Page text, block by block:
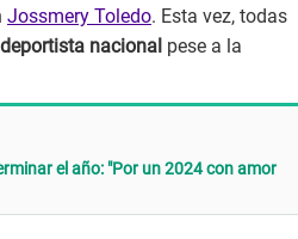
Jossmery Toledo. Esta vez, todas
deportista nacional pese a la
el año: "Por un 2024 con amor